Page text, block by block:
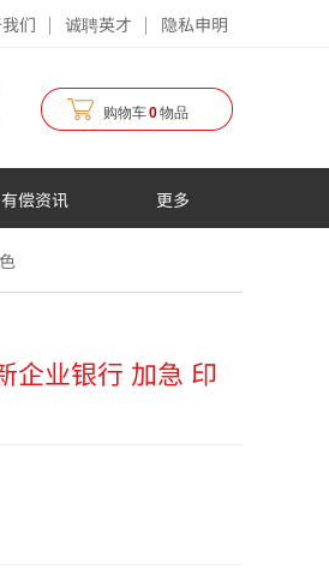
们 诚聘英才 隐私申明
购物车0物品
有偿资讯 更多
企业银行 加急 印